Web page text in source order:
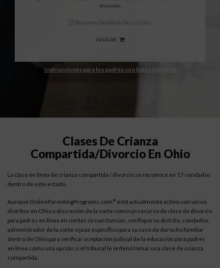
disputados.
Resumen Detallado De La Clase
AÑADIR
Instrucciones para los padres con bajos ingresos
Clases De Crianza
Compartida/divorcio En Ohio
La clase en línea de crianza compartida / divorcio se reconoce en 17 condados
dentro de este estado.
Aunque OnlineParentingPrograms.com ® está actualmente activo con varios
distritos en Ohio a discreción de la corte como un recurso de clase de divorcio
para padres en línea en ciertas circunstancias, verifique su distrito, condados,
administrador de la corte o juez específico para su caso de derecho familiar
dentro de Ohio para verificar aceptación judicial de la educación para padres
en línea como una opción si el tribunal le ordenó tomar una clase de crianza
compartida.